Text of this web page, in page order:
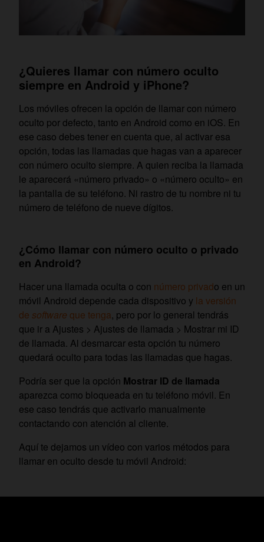
¿Quieres llamar con número oculto
siempre en Android y iPhone?
Los móviles ofrecen la opción de llamar con número
oculto por defecto, tanto en Android como en iOS. En
ese caso debes tener en cuenta que, al activar esa
opción, todas las llamadas que hagas van a aparecer
con número oculto siempre. A quien reciba la llamada
le aparecerá «número privado» o «número oculto» en
la pantalla de su teléfono. Ni rastro de tu nombre ni tu
número de teléfono de nueve dígitos.
¿Cómo llamar con número oculto o privado
en Android?
Hacer una llamada oculta o con número privado en un
móvil Android depende cada dispositivo y la versión
de software que tenga, pero por lo general tendrás
que ir a Ajustes > Ajustes de llamada > Mostrar mi ID
de llamada. Al desmarcar esta opción tu número
quedará oculto para todas las llamadas que hagas.
Podría ser que la opción Mostrar ID de llamada
aparezca como bloqueada en tu teléfono móvil. En
ese caso tendrás que activarlo manualmente
contactando con atención al cliente.
Aquí te dejamos un vídeo con varios métodos para
llamar en oculto desde tu móvil Android: